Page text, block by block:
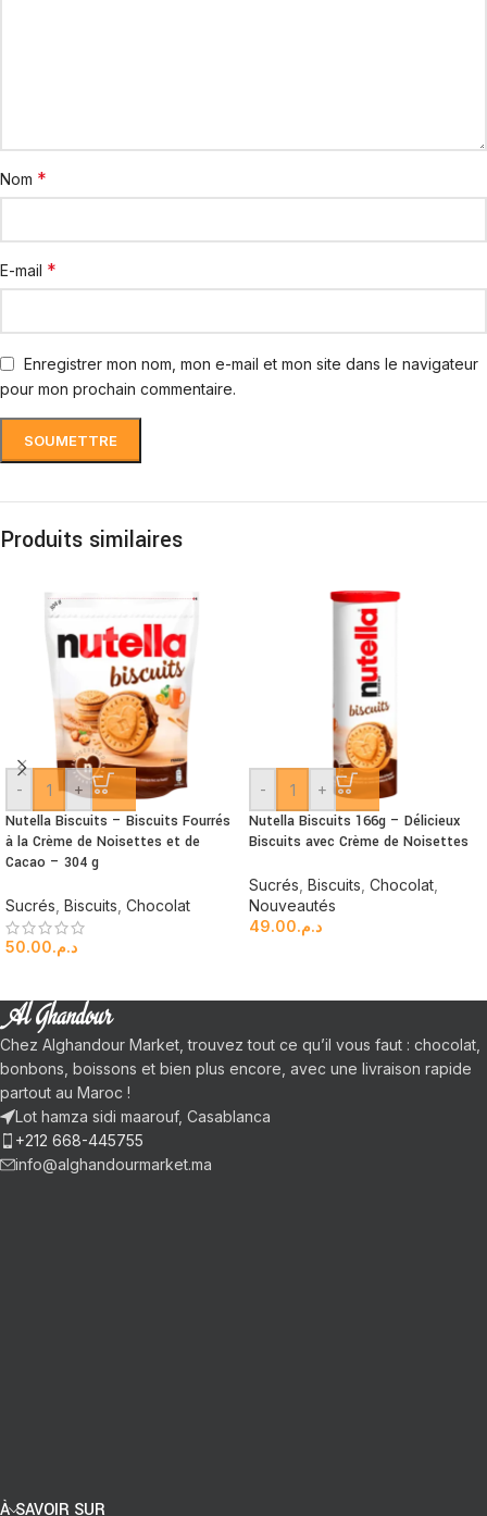
Nom *
E-mail *
Enregistrer mon nom, mon e-mail et mon site dans le navigateur
pour mon prochain commentaire.
Produits similaires
- +
Nutella Biscuits – Biscuits Fourrés
à la Crème de Noisettes et de
Cacao – 304 g
Sucrés Biscuits Chocolat
د.م.50.00
- +
Nutella Biscuits 166g – Délicieux
Biscuits avec Crème de Noisettes
Sucrés Biscuits Chocolat
Nouveautés
د.م.49.00
Chez Alghandour Market, trouvez tout ce qu’il vous faut : chocolat,
bonbons, boissons et bien plus encore, avec une livraison rapide
partout au Maroc !
Lot hamza sidi maarouf, Casablanca
+212 668-445755
info@alghandourmarket.ma
À SAVOIR SUR